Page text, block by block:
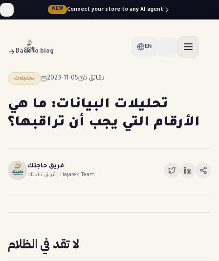
NEW Connect your store to any AI agent
EN
Back to blog
تحليلات 2023-11-05 5 دقائق
تحليلات البيانات: ما هي
الأرقام التي يجب أن تراقبها؟
فريق حاجتك
فريق حاجتك | Hajatek Team
لا تقد في الظلام